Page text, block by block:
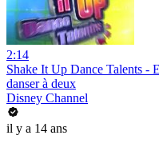
2:14
Shake It Up Dance Talents -
danser à deux
Disney Channel
il y a 14 ans